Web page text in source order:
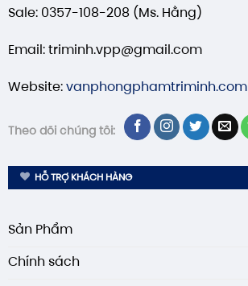
Sale: 0357-108-208 (Ms. Hằng)
Email: triminh.vpp@gmail.com
Website:vanphongphamtriminh.com
Theo dõi chúng tôi:
HỖ TRỢ KHÁCH HÀNG
Sản Phẩm
Chính sách